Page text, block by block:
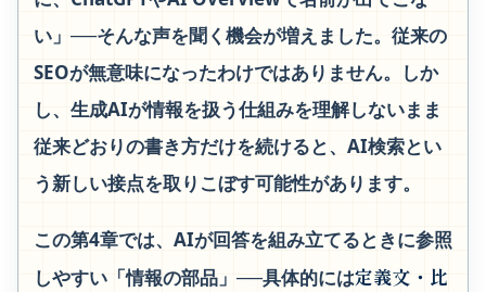
い」──そんな声を聞く機会が増えました。従来の
SEOが無意味になったわけではありません。しか
し、生成AIが情報を扱う仕組みを理解しないまま
従来どおりの書き方だけを続けると、AI検索とい
う新しい接点を取りこぼす可能性があります。
この第4章では、AIが回答を組み立てるときに参照
しやすい「情報の部品」──具体的には定義文・比